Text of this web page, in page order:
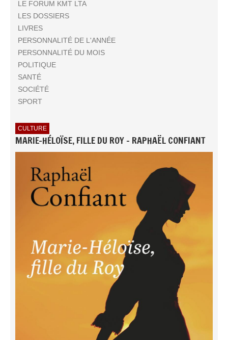
LE FORUM KMT LTA
LES DOSSIERS
LIVRES
PERSONNALITÉ DE L'ANNÉE
PERSONNALITÉ DU MOIS
POLITIQUE
SANTÉ
SOCIÉTÉ
SPORT
CULTURE
MARIE-HÉLOÏSE, FILLE DU ROY - RAPHAËL CONFIANT